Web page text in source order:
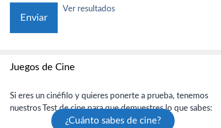
Ver resultados
Juegos de Cine
Si eres un cinéfilo y quieres ponerte a prueba, tenemos
nuestros Test de cine para que demuestres lo que sabes:
¿Cuánto sabes de cine?